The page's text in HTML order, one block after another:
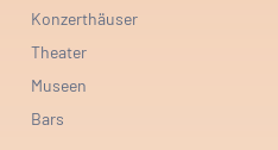
Konzerthäuser
Theater
Museen
Bars